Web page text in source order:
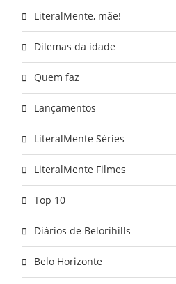
LiteralMente, mãe!
Dilemas da idade
Quem faz
Lançamentos
LiteralMente Séries
LiteralMente Filmes
Top 10
Diários de Belorihills
Belo Horizonte